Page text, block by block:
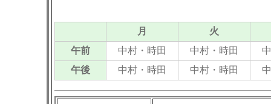
月
火
午前
中村・時田 中村・時田
午後
中村・時田 中村・時田